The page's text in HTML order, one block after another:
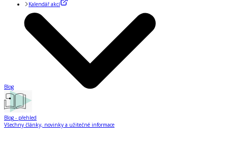
Kalendář akcí
Blog
Blog - přehled
Všechny články, novinky a užitečné informace